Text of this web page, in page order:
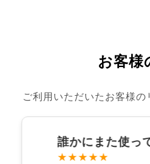
お客様
ご利用いただいたお客様の
誰かにまた使っ
★★★★★